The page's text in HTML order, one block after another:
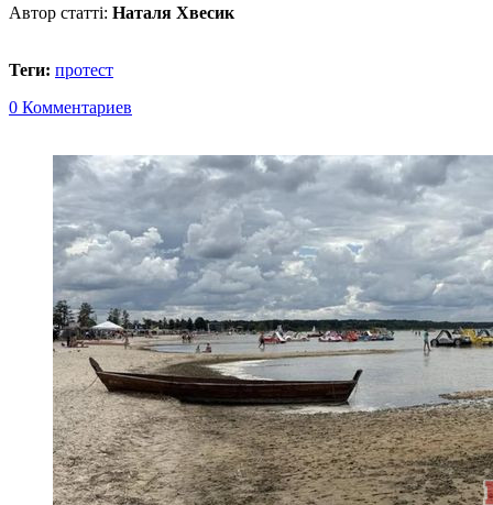
Автор статті: Наталя Хвесик
Теги: протест
0 Комментариев